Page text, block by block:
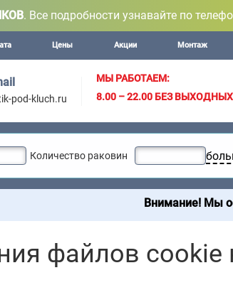
. Все подробности узнавайте по
Цены Акции Монтаж
pod-kluch.ru
МЫ РАБОТАЕМ:
8.00 – 22.00 БЕЗ ВЫХОДНЫХ
Количество раковин
Внимание! Мы
файлов cookie